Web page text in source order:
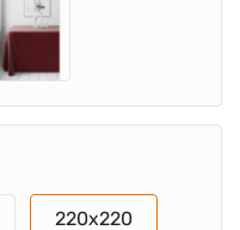
220x220